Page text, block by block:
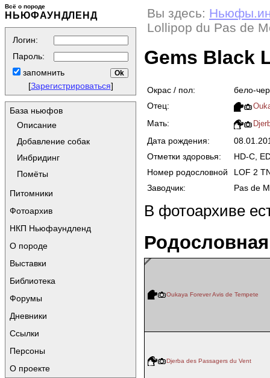
Всё о породе
НЬЮФАУНДЛЕНД
Логин:
Пароль:
запомнить
[Зарегистрироваться]
База ньюфов
Описание
Добавление собак
Инбридинг
Помёты
Питомники
Фотоархив
НКП Ньюфаундленд
О породе
Выставки
Библиотека
Форумы
Дневники
Ссылки
Персоны
О проекте
Вы здесь:
Lollipop du Pas de
Gems Black
Окрас / пол:
бело-
Отец:
Мать:
Дата рождения:
Отметки здоровья:
HD-C,
Номер родословной
LOF 2
Заводчик:
Pas de
В фотоархиве
Родословная
Oukaya Forever Avis de Tempete
Djerba des Passagers du Vent